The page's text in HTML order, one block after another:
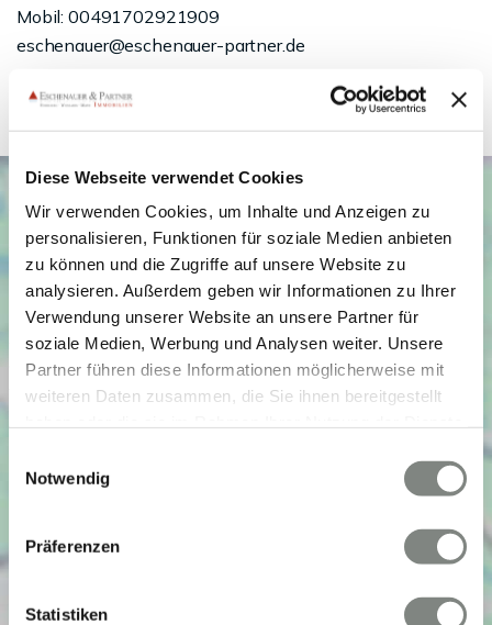
Diese Webseite verwendet Cookies
Wir verwenden Cookies, um Inhalte und Anzeigen zu
personalisieren, Funktionen für soziale Medien anbieten
zu können und die Zugriffe auf unsere Website zu
analysieren. Außerdem geben wir Informationen zu Ihrer
Verwendung unserer Website an unsere Partner für
soziale Medien, Werbung und Analysen weiter. Unsere
Partner führen diese Informationen möglicherweise mit
weiteren Daten zusammen, die Sie ihnen bereitgestellt
Cookies, wenn Sie unsere Webseite weiterhin nutzen.
Notwendig
Präferenzen
Statistiken
Mobil: 00491702921909
eschenauer@eschenauer-partner.de